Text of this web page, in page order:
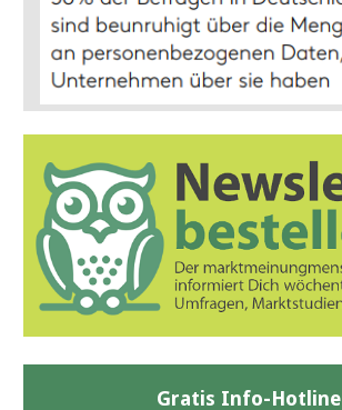
Gratis Info-Hotline